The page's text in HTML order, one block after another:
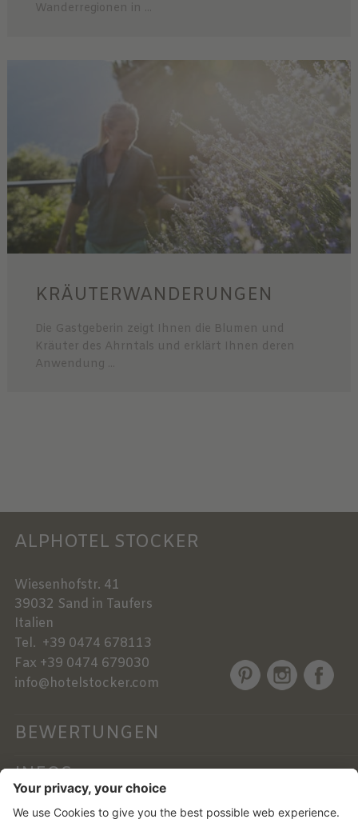
Wanderregionen in ...
KRÄUTERWANDERUNGEN
Die Gastgeberin zeigt Ihnen die Blumen und
Kräuter des Ahrntals und erklärt Ihnen deren
Anwendung ...
ALPHOTEL STOCKER
Wiesenhofstr. 41
39032 Sand in Taufers
Italien
Tel. +39 0474 678113
Fax +39 0474 679030
info@hotelstocker.com
BEWERTUNGEN
INFOS